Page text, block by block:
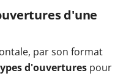
d'une
par son format
d'ouvertures pour